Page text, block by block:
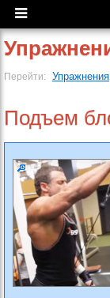
Перейти: Упражнения
Подъем